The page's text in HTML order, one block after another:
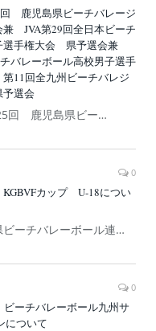
鹿児島県ビーチバレージ
兼 JVA第29回全日本ビーチ
選手権大会 県予選会兼
バレーボール高校男子選手
11回全九州ビーチバレジ
選会
回 鹿児島県ビー…
0
カップ U-18につい
ーチバレーボール連…
0
ーチバレーボール九州サ
について